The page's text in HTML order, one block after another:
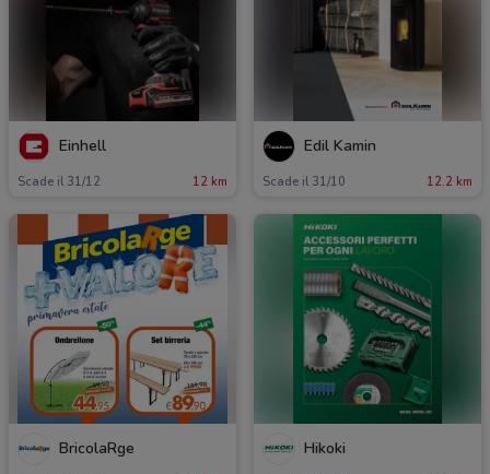
Einhell
Scade il 31/12 12 km
Edil Kamin
Scade il 31/10 12.2 km
BricolaRge Hikoki